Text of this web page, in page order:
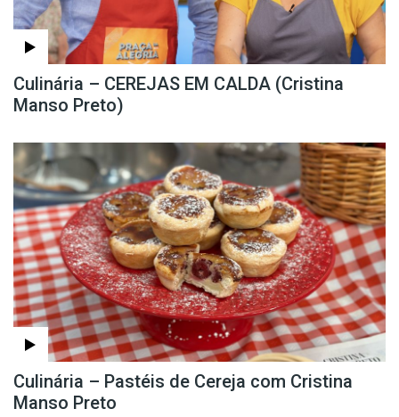
Culinária – CEREJAS EM CALDA (Cristina
Manso Preto)
Culinária – Pastéis de Cereja com Cristina
Manso Preto